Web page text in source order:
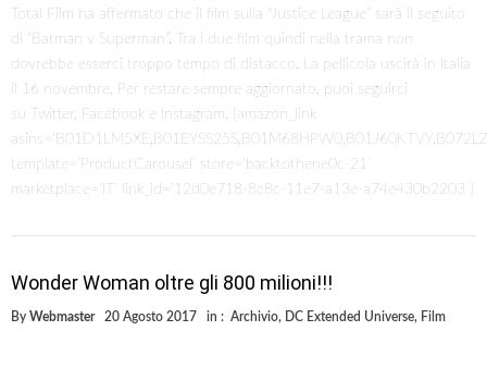
Total Film ha affermato che il film sulla “Justice League” sarà il seguito
di “Batman v Superman”. Tra i due film quindi nella trama non
dovrebbe esserci troppo tempo di distacco. La pellicola uscirà in Italia
il 16 novembre. Per restare sempre aggiornato, puoi seguirci
su Twitter, Facebook e Instagram. [amazon_link
template=’ProductCarousel’ store=’backtothene0c-21′
marketplace=’IT’ link_id=’12d0e718-8c8c-11e7-a13e-a74e430b2203′]
Wonder Woman oltre gli 800 milioni!!!
By Webmaster 20 Agosto 2017 in : Archivio, DC Extended Universe, Film